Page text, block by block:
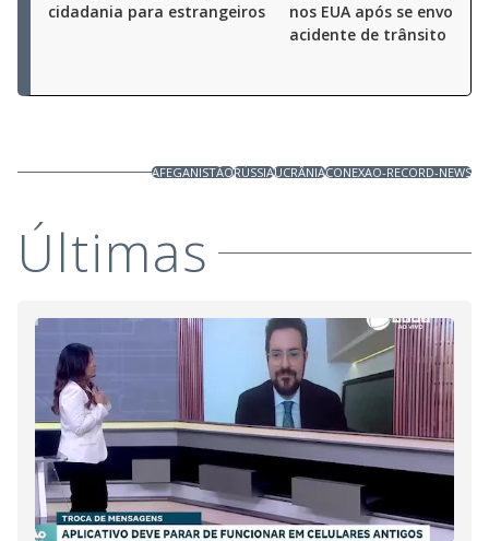
cidadania para estrangeiros
nos EUA após se envolver
acidente de trânsito
AFEGANISTÃORÚSSIAUCRÂNIACONEXAO-RECORD-NEWS
Últimas